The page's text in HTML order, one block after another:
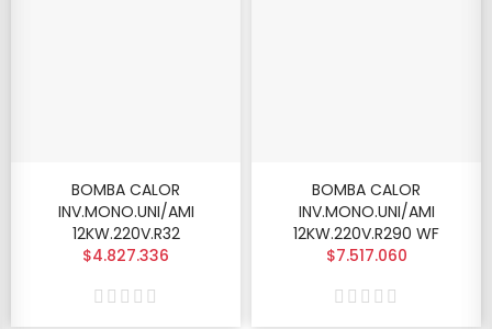
BOMBA CALOR
INV.MONO.UNI/AMI
12KW.220V.R32
$4.827.336
BOMBA CALOR
INV.MONO.UNI/AMI
12KW.220V.R290 WF
$7.517.060